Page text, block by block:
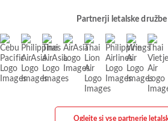
Partnerji letalske
Oglejte si vse partnerje